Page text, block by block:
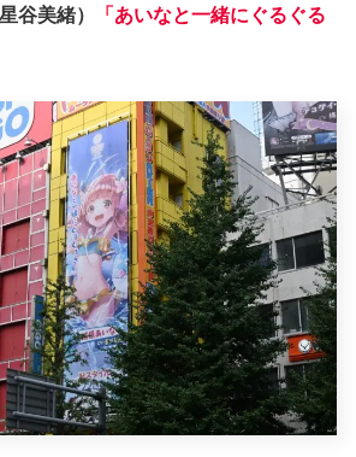
谷美緒）
「あいなと一緒にぐるぐる